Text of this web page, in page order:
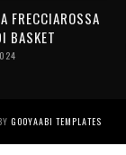
FRECCIAROSSA
BASKET
GOOYAABI TEMPLATES